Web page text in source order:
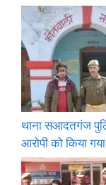
थाना सआदतगंज
आरोपी को किया